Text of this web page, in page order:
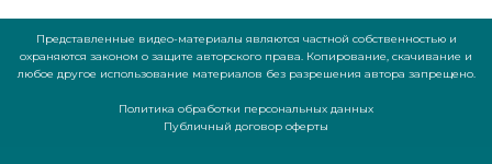
Представленные видео-материалы являются частной собственностью и
охраняются законом о защите авторского права. Копирование, скачивание и
любое другое использование материалов без разрешения автора запрещено.
Политика обработки персональных данных
Публичный договор оферты